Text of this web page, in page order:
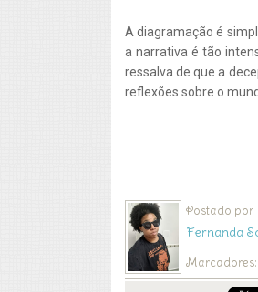
A diagramação é
a narrativa é tão
ressalva de que a
reflexões sobre o
Postado por
Fernanda
Marcadores: